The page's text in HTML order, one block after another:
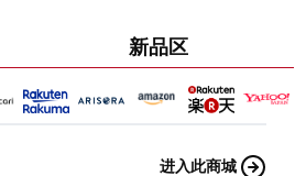
新品区
进入此商城